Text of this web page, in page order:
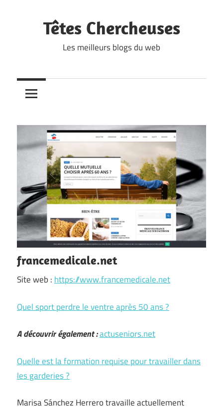
Têtes Chercheuses
Les meilleurs blogs du web
francemedicale.net
Site web : https://www.francemedicale.net
Quel sport perdre le ventre après 50 ans ?
A découvrir également :actuseniors.net
Quelle est la formation requise pour travailler dans
les garderies ?
Marisa Sánchez Herrero travaille actuellement